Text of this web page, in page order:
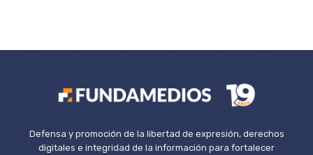
Defensa y promoción de la libertad de expresión, derechos
digitales e integridad de la información para fortalecer